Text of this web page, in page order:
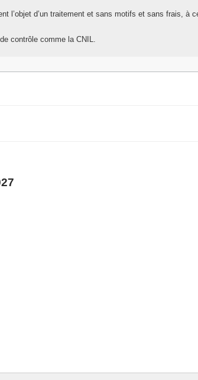
l’objet d’un traitement et sans motifs et sans frais, à
contrôle comme la CNIL.